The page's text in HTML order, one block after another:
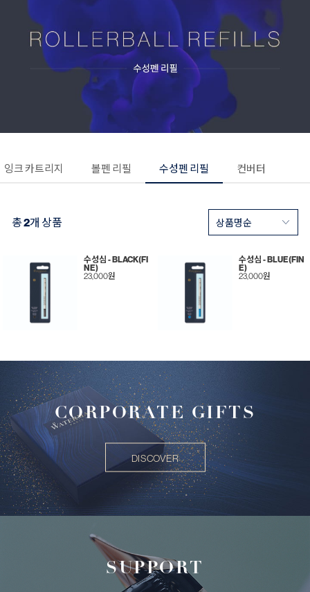
잉크 카트리지 볼펜 리필 수성펜 리필 컨버터
총2개 상품
수성심 - BLACK(FI
NE)
23,000원
수성심 - BLUE(FIN
E)
23,000원
CORPORATE GIFTS
DISCOVER
SUPPORT